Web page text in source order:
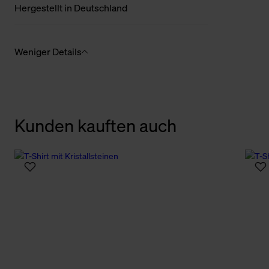
Hergestellt in Deutschland
Weniger Details
Kunden kauften auch